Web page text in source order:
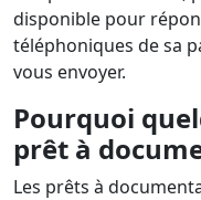
disponible pour
téléphoniques de sa
vous envoyer.
Pourquoi
prêt à
Les prêts à